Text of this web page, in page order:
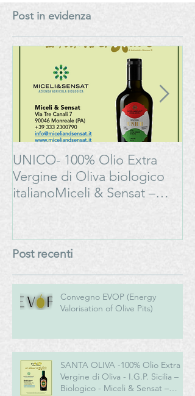
Post in evidenza
UNICO- 100% Olio Extra
Vergine di Oliva biologico
italianoMiceli & Sensat –
Post recenti
Convegno EVOP (Energy
Valorisation of Olive Pits)
SANTA OLIVA -100% Olio Extra
Vergine di Oliva - I.G.P. Sicilia –
Biologico - Miceli & Sensat –